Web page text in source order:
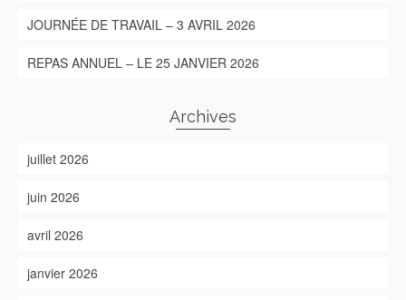
JOURNÉE DE TRAVAIL – 3 AVRIL 2026
REPAS ANNUEL – LE 25 JANVIER 2026
Archives
juillet 2026
juin 2026
avril 2026
janvier 2026